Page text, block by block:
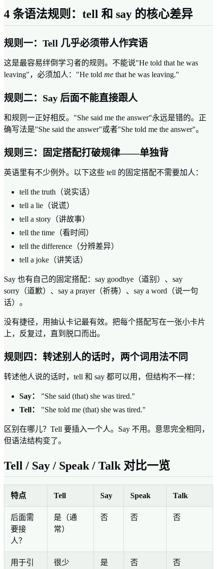
4 条语法规则：tell 和 say 的核心差异
规则一：Tell 几乎必须带人作宾语
这是最容易绊倒学习者的规则。不能说"He told that he was
leaving"，必须加人："He told me that he was leaving."
规则二：Say 后面不能直接跟人
和规则一正好相反。"She said me the answer"永远是错的。正
确写法是"She said the answer"或者"She told me the answer"。
规则三：固定搭配打破规律——单独背
英语里有不少例外。以下这些 tell 的固定搭配不需要加人：
tell the truth（说实话）
tell a lie（说谎）
tell a story（讲故事）
tell the time（看时间）
tell the difference（分辨差异）
tell a joke（讲笑话）
Say 也有自己的固定搭配：say goodbye（道别）、say
sorry（道歉）、say a prayer（祈祷）、say a word（说一句
话）。
没有捷径，用抽认卡记最有效。把每个搭配写在一张小卡片
上，反复过，直到脱口而出。
规则四：转述别人的话时，两个词用法不同
转述他人说的话时，tell 和 say 都可以用，但结构不一样：
Say：
"She said (that) she was tired."
Tell：
"She told me (that) she was tired."
区别在哪儿？Tell 要插入一个人。Say 不用。意思完全相同，
但语法结构变了。
Tell / Say / Speak / Talk 对比一览
特点 Tell Say Speak Talk
后面需
要接
人？
是（通
常）
否 否 否
用于引
很少 是 否 否